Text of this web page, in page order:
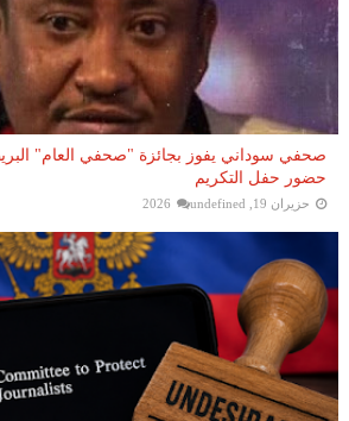
صحفي سوداني يفوز بجائزة "صحفي العام"
حضور حفل التكريم
حزيران 19, 2026 undefined